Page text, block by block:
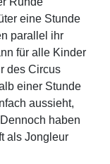
eine Stunde
parallel ihr
für alle Kinder
des Circus
einer Stunde
aussieht,
haben
als Jongleur